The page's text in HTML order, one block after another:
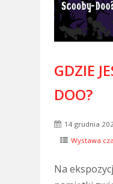
GDZIE
DOO?
14 grudnia
Wystawa
Na